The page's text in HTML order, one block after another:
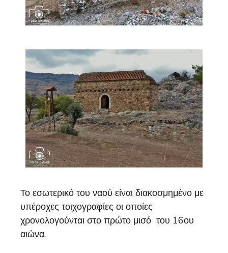
Το εσωτερικό του ναού είναι διακοσμημένο με
υπέροχες τοιχογραφίες οι οποίες
χρονολογούνται στο πρώτο μισό του 16ου
αιώνα.